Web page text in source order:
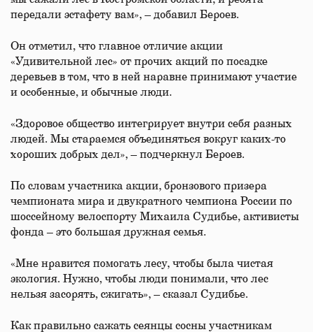
передали эстафету вам», – добавил Бероев.
Он отметил, что главное отличие акции
«Удивительной лес» от прочих акций по посадке
деревьев в том, что в ней наравне принимают участие
и особенные, и обычные люди.
«Здоровое общество интегрирует внутри себя разных
людей. Мы стараемся объединяться вокруг каких-то
хороших добрых дел», – подчеркнул Бероев.
По словам участника акции, бронзового призера
чемпионата мира и двукратного чемпиона России по
шоссейному велоспорту Михаила Судибье, активисты
фонда – это большая дружная семья.
«Мне нравится помогать лесу, чтобы была чистая
экология. Нужно, чтобы люди понимали, что лес
нельзя засорять, сжигать», – сказал Судибье.
Как правильно сажать сеянцы сосны участникам